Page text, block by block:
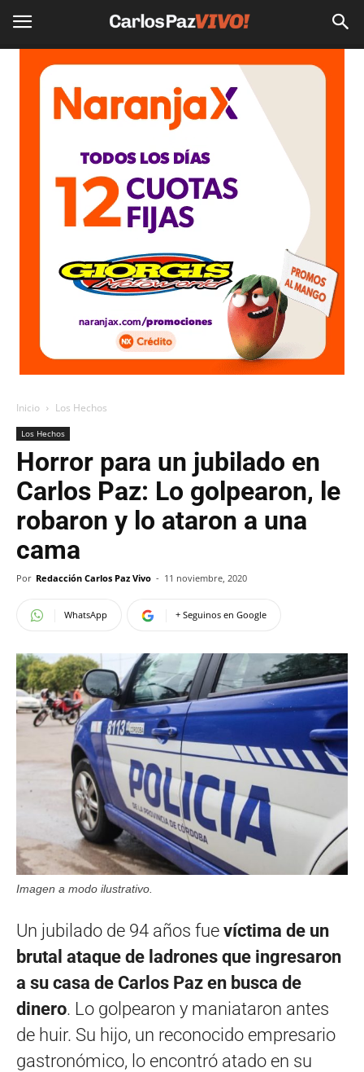
Inicio Los Hechos
Los Hechos
Horror para un jubilado en
Carlos Paz: Lo golpearon, le
robaron y lo ataron a una
cama
Por Redacción Carlos Paz Vivo - 11 noviembre, 2020
WhatsApp + Seguinos en Google
Imagen a modo ilustrativo.
Un jubilado de 94 años fue víctima de un
brutal ataque de ladrones que ingresaron
a su casa de Carlos Paz en busca de
dinero. Lo golpearon y maniataron antes
de huir. Su hijo, un reconocido empresario
gastronómico, lo encontró atado en su